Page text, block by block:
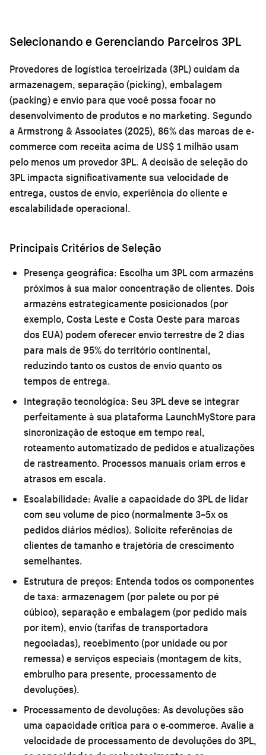
Selecionando e Gerenciando Parceiros 3PL
Provedores de logística terceirizada (3PL) cuidam da
armazenagem, separação (picking), embalagem
(packing) e envio para que você possa focar no
desenvolvimento de produtos e no marketing. Segundo
a Armstrong & Associates (2025), 86% das marcas de e-
commerce com receita acima de US$ 1 milhão usam
pelo menos um provedor 3PL. A decisão de seleção do
3PL impacta significativamente sua velocidade de
entrega, custos de envio, experiência do cliente e
escalabilidade operacional.
Principais Critérios de Seleção
Presença geográfica: Escolha um 3PL com armazéns
próximos à sua maior concentração de clientes. Dois
armazéns estrategicamente posicionados (por
exemplo, Costa Leste e Costa Oeste para marcas
dos EUA) podem oferecer envio terrestre de 2 dias
para mais de 95% do território continental,
reduzindo tanto os custos de envio quanto os
tempos de entrega.
Integração tecnológica: Seu 3PL deve se integrar
perfeitamente à sua plataforma LaunchMyStore para
sincronização de estoque em tempo real,
roteamento automatizado de pedidos e atualizações
de rastreamento. Processos manuais criam erros e
atrasos em escala.
Escalabilidade: Avalie a capacidade do 3PL de lidar
com seu volume de pico (normalmente 3–5x os
pedidos diários médios). Solicite referências de
clientes de tamanho e trajetória de crescimento
semelhantes.
Estrutura de preços: Entenda todos os componentes
de taxa: armazenagem (por palete ou por pé
cúbico), separação e embalagem (por pedido mais
por item), envio (tarifas de transportadora
negociadas), recebimento (por unidade ou por
remessa) e serviços especiais (montagem de kits,
embrulho para presente, processamento de
devoluções).
Processamento de devoluções: As devoluções são
uma capacidade crítica para o e-commerce. Avalie a
velocidade de processamento de devoluções do 3PL,